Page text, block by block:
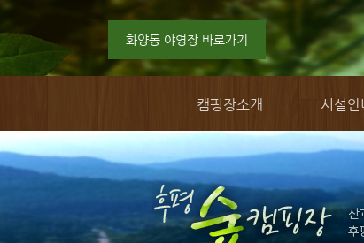
화양동 야영장 바로가기
캠핑장소개 시설안